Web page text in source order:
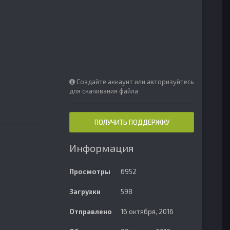
Создайте аккаунт или авторизуйтесь
для скачивания файла
ПОЛУЧИТЬ ПОДДЕРЖКУ
Информация
Просмотры 6952
Загрузки 598
Отправлено 16 октября, 2016